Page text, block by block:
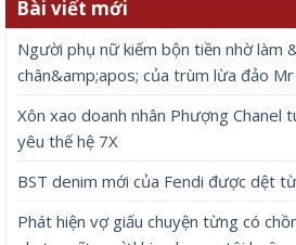
Để lại một bình luận
Email của bạn sẽ không được hiển
Bình luận